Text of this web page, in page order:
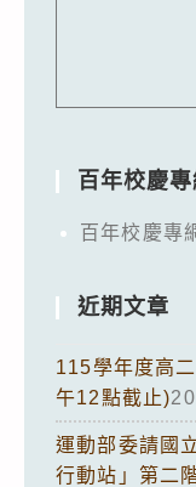
百年校慶專
百年校慶專
近期文章
115學年度高
午12點截止)
運動部委請國
行動站」第二